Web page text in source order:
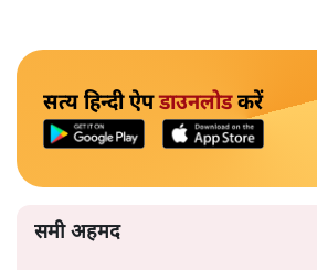
सत्य हिन्दी ऐपडाउनलोडकरें
समी अहमद